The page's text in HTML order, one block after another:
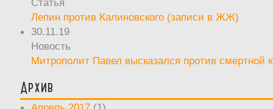
Лепин против Калиновского (записи в ЖЖ)
30.11.19
Новость
Митрополит Павел высказался против смертной
Архив